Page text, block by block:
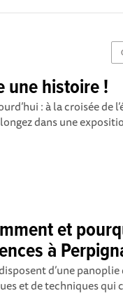
une histoire !
: à la croisée de
dans une
et
à
d’une
et de techniques qui